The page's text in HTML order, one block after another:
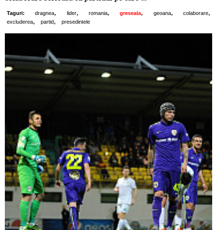
Taguri: dragnea, lider, romania, greseala, geoana, colaborare,
excluderea, partid, presedintele